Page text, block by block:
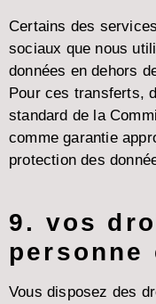
Certains des
sociaux que nous
données en dehors
Pour ces transferts,
standard de la
comme garantie
protection des
9. vos
personne
Vous disposez des